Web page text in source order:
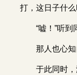
打，这日子什么
“嘘！”听
那人也心
于此同时